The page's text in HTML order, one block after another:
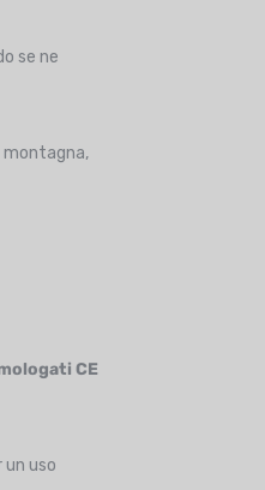
se ne
montagna,
CE
uso